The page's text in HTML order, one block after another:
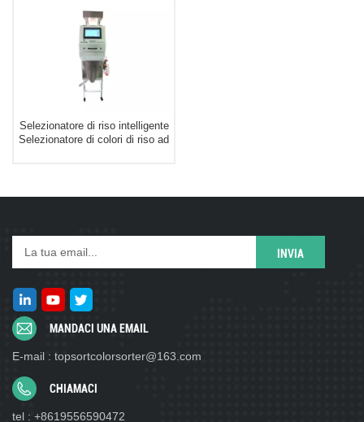
Selezionatore di riso intelligente
Selezionatore di colori di riso ad
MANDACI UNA EMAIL
E-mail : topsortcolorsorter@163.com
CHIAMACI
tel : +8619556590472